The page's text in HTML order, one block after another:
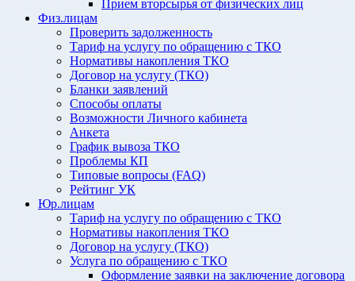
Прием вторсырья от физических лиц
Физ.лицам
Проверить задолженность
Тариф на услугу по обращению с ТКО
Нормативы накопления ТКО
Договор на услугу (ТКО)
Бланки заявлений
Способы оплаты
Возможности Личного кабинета
Анкета
График вывоза ТКО
Проблемы КП
Типовые вопросы (FAQ)
Рейтинг УК
Юр.лицам
Тариф на услугу по обращению с ТКО
Нормативы накопления ТКО
Договор на услугу (ТКО)
Услуга по обращению с ТКО
Оформление заявки на заключение договора